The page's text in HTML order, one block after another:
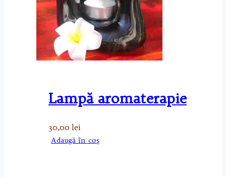
Lampă aromaterapie
30,00 lei
Adaugă în coș